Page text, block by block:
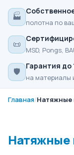
🏭
полотна по
📜
MSD, Pongs,
🛡
Гарантия до
на материалы
Главная/Натяжные
Натяжные